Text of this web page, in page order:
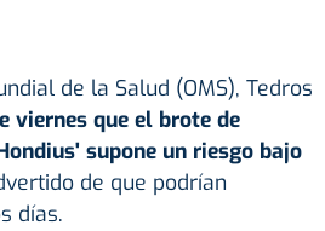
de la Salud (OMS), Tedros
viernes que el brote de
supone un riesgo bajo
de que podrían
días.